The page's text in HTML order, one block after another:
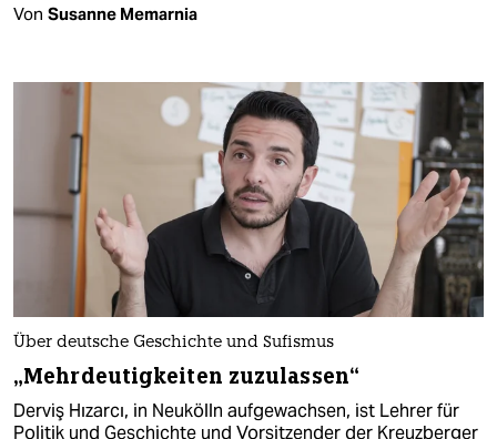
Von Susanne Memarnia
Über deutsche Geschichte und Sufismus
„Mehrdeutigkeiten zuzulassen“
Derviş Hızarcı, in Neukölln aufgewachsen, ist Lehrer für
Politik und Geschichte und Vorsitzender der Kreuzberger